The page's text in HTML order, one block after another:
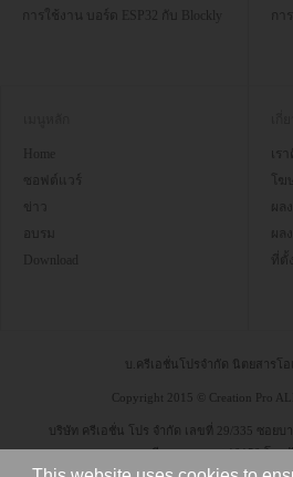
การใช้งาน บอร์ด ESP32 กับ Blockly
ก
Home
ซอฟต์แวร์
ข่าว
อบรม
Download
เร
โ
ผล
ผล
ที่
บ.ครีเอชั่นโปรจำกัด นิตยสารโอ
Copyright 2015 © Creation Pro
บริษัท ครีเอชั่น โปร จำกัด เลขที่ 29/335 ซอยบ
บางขุนเทียน กรุงเทพฯ 10150 โทร